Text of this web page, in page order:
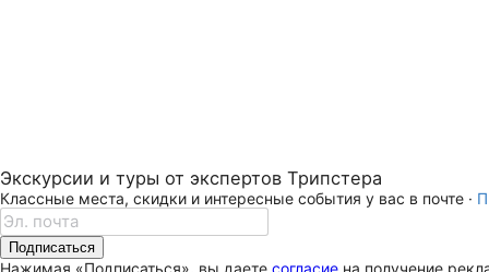
Экскурсии и туры от экспертов Трипстера
Классные места, скидки и интересные события у вас в почте ·
Подписаться
Нажимая «Подписаться», вы даете согласие на получение